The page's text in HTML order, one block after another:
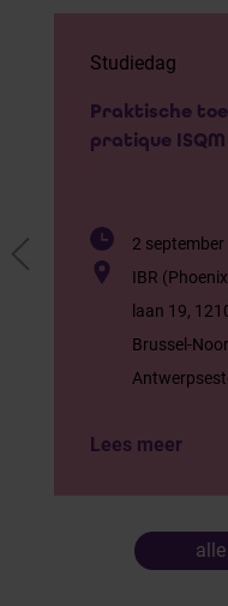
Studiedag
Praktische
pratique ISQM
2
IBR
laan 19,
Brussel-
Lees meer